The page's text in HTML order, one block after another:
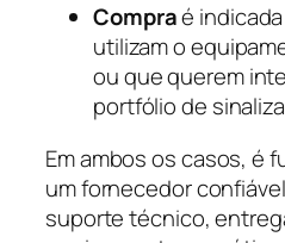
Compraé
utilizam o
ou que querem
portfólio de
Em ambos os casos, é
um fornecedor
suporte técnico,